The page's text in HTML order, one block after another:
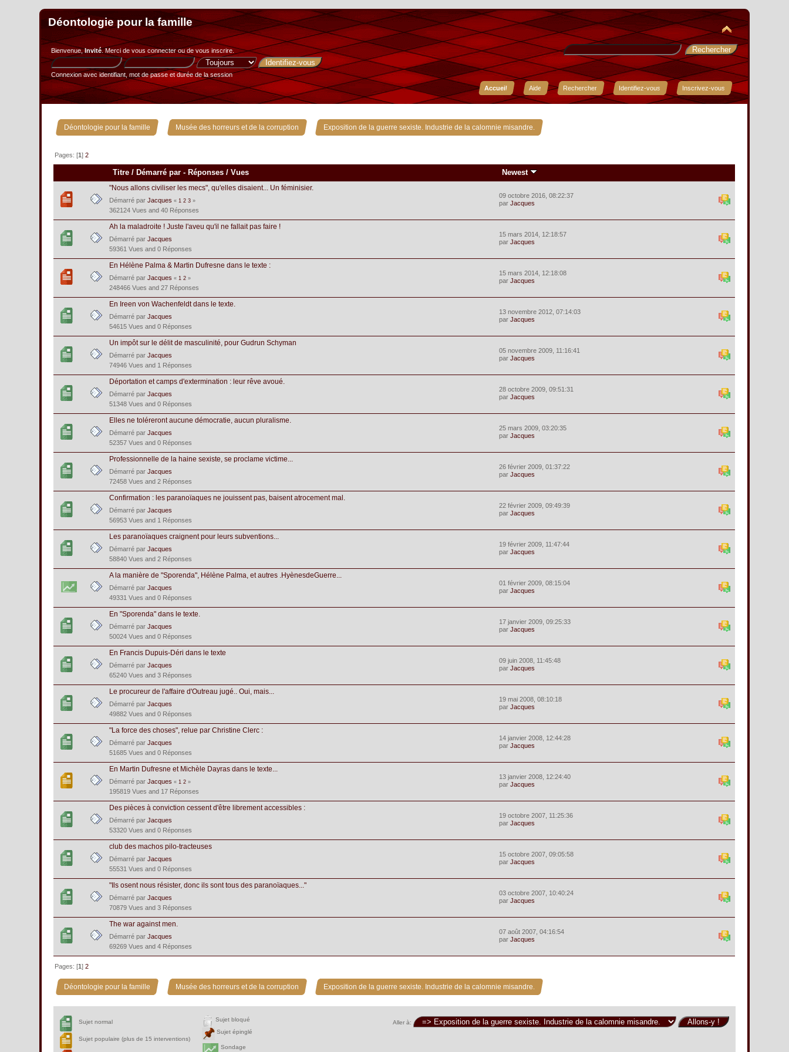
Déontologie pour la famille
Bienvenue,Invité. Merci devous connecterou devous inscrire.
Connexion avec identifiant, mot de passe et durée de la session
Accueil
Aide Rechercher Identifiez-vous Inscrivez-vous
Déontologie pour la famille » Musée des horreurs et de la corruption » Exposition de la guerre sexiste. Industrie de la calomnie misandre.
Pages: [1]2
Titre / Démarré par - Réponses /Vues Newest
"Nous allons civiliser les mecs", qu'elles disaient... Un féminisier.
Démarré parJacques «1 2 3 »
362124 Vues and 40 Réponses
09 octobre 2016, 08:22:37
parJacques
Ah la maladroite ! Juste l'aveu qu'il ne fallait pas faire !
Démarré parJacques
59361 Vues and 0 Réponses
15 mars 2014, 12:18:57
parJacques
En Hélène Palma & Martin Dufresne dans le texte :
Démarré parJacques «1 2 »
248466 Vues and 27 Réponses
15 mars 2014, 12:18:08
parJacques
En Ireen von Wachenfeldt dans le texte.
Démarré parJacques
54615 Vues and 0 Réponses
13 novembre 2012, 07:14:03
parJacques
Un impôt sur le délit de masculinité, pour Gudrun Schyman
Démarré parJacques
74946 Vues and 1 Réponses
05 novembre 2009, 11:16:41
parJacques
Déportation et camps d'extermination : leur rêve avoué.
Démarré parJacques
51348 Vues and 0 Réponses
28 octobre 2009, 09:51:31
parJacques
Elles ne toléreront aucune démocratie, aucun pluralisme.
Démarré parJacques
52357 Vues and 0 Réponses
25 mars 2009, 03:20:35
parJacques
Professionnelle de la haine sexiste, se proclame victime...
Démarré parJacques
72458 Vues and 2 Réponses
26 février 2009, 01:37:22
parJacques
Confirmation : les paranoïaques ne jouissent pas, baisent atrocement mal.
Démarré parJacques
56953 Vues and 1 Réponses
22 février 2009, 09:49:39
parJacques
Les paranoïaques craignent pour leurs subventions...
Démarré parJacques
58840 Vues and 2 Réponses
19 février 2009, 11:47:44
parJacques
A la manière de "Sporenda", Hélène Palma, et autres .HyènesdeGuerre...
Démarré parJacques
49331 Vues and 0 Réponses
01 février 2009, 08:15:04
parJacques
En "Sporenda" dans le texte.
Démarré parJacques
50024 Vues and 0 Réponses
17 janvier 2009, 09:25:33
parJacques
En Francis Dupuis-Déri dans le texte
Démarré parJacques
65240 Vues and 3 Réponses
09 juin 2008, 11:45:48
parJacques
Le procureur de l'affaire d'Outreau jugé.. Oui, mais...
Démarré parJacques
49882 Vues and 0 Réponses
19 mai 2008, 08:10:18
parJacques
"La force des choses", relue par Christine Clerc :
Démarré parJacques
51685 Vues and 0 Réponses
14 janvier 2008, 12:44:28
parJacques
En Martin Dufresne et Michèle Dayras dans le texte...
Démarré parJacques «1 2 »
195819 Vues and 17 Réponses
13 janvier 2008, 12:24:40
parJacques
Des pièces à conviction cessent d'être librement accessibles :
Démarré parJacques
53320 Vues and 0 Réponses
19 octobre 2007, 11:25:36
parJacques
club des machos pilo-tracteuses
Démarré parJacques
55531 Vues and 0 Réponses
15 octobre 2007, 09:05:58
parJacques
"Ils osent nous résister, donc ils sont tous des paranoïaques..."
Démarré parJacques
70879 Vues and 3 Réponses
03 octobre 2007, 10:40:24
parJacques
The war against men.
Démarré parJacques
69269 Vues and 4 Réponses
07 août 2007, 04:16:54
parJacques
Pages: [1]2
Déontologie pour la famille » Musée des horreurs et de la corruption » Exposition de la guerre sexiste. Industrie de la calomnie misandre.
Aller à:
Sujet normal
Sujet populaire (plus de 15 interventions)
Sujet bloqué
Sujet épinglé
Sondage